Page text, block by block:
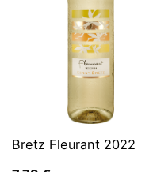
Bretz Fleurant 2022